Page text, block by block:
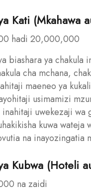
Kati (Mkahawa
hadi 20,000,000
biashara ya
cha mchana,
maeneo ya
usimamizi
uwekezaji
kuwa
na inayozingatia
Kubwa (Hoteli
na zaidi